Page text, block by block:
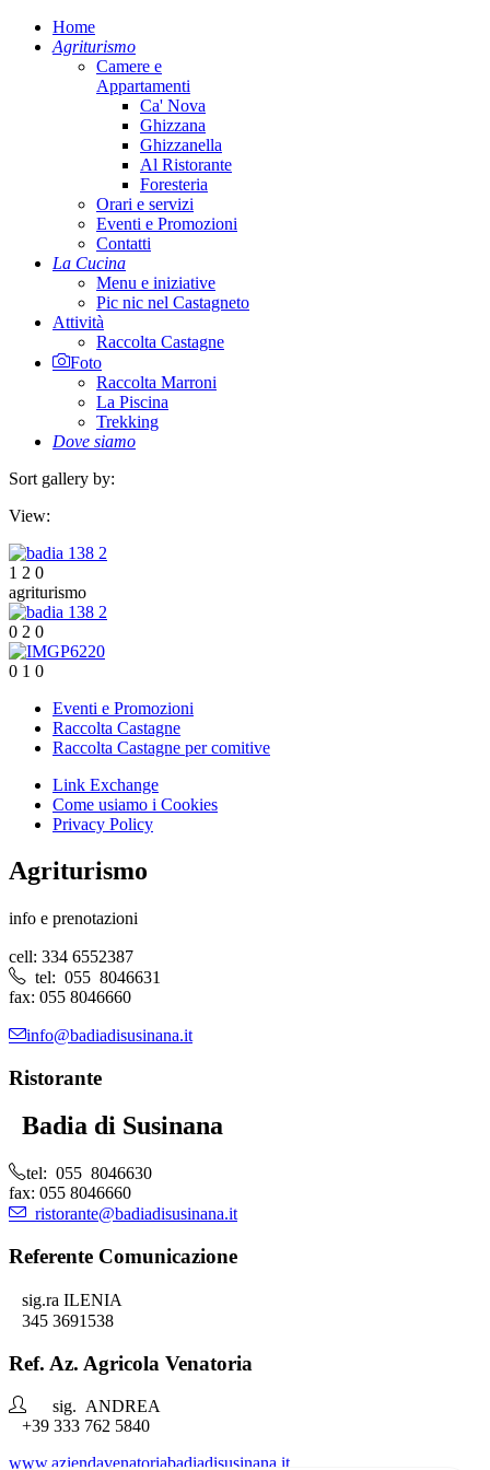
Home
Agriturismo
Camere e
Appartamenti
Ca' Nova
Ghizzana
Ghizzanella
Al Ristorante
Foresteria
Orari e servizi
Eventi e Promozioni
Contatti
La Cucina
Menu e iniziative
Pic nic nel Castagneto
Attività
Raccolta Castagne
Foto
Raccolta Marroni
La Piscina
Trekking
Dove siamo
Sort gallery by:
View:
1 2 0
agriturismo
0 2 0
0 1 0
Eventi e Promozioni
Raccolta Castagne
Raccolta Castagne per comitive
Link Exchange
Come usiamo i Cookies
Privacy Policy
Agriturismo
info e prenotazioni
cell: 334 6552387
tel: 055 8046631
fax: 055 8046660
info@badiadisusinana.it
Ristorante
Badia di Susinana
tel: 055 8046630
fax: 055 8046660
ristorante@badiadisusinana.it
Referente Comunicazione
sig.ra ILENIA
345 3691538
Ref. Az. Agricola Venatoria
sig. ANDREA
+39 333 762 5840
www.aziendavenatoriabadiadisusinana.it